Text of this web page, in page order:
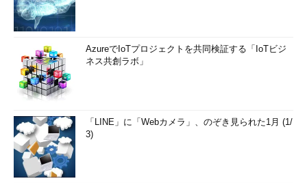
AzureでIoTプロジェクトを共同検証する「IoTビジ
ネス共創ラボ」
「LINE」に「Webカメラ」、のぞき見られた1月 (1/
3)